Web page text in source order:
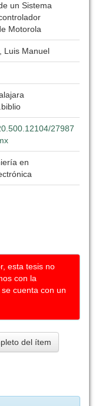
un Sistema
Motorola
Luis Manuel
27987
en
esta tesis no
con la
cuenta con un
del ítem